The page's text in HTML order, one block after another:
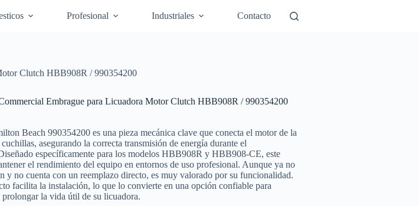
Profesional Industriales Contacto
Clutch HBB908R / 990354200
Embrague para Licuadora Motor Clutch HBB908R / 990354200
Beach 990354200 es una pieza mecánica clave que conecta el motor de la
asegurando la correcta transmisión de energía durante el
específicamente para los modelos HBB908R y HBB908‑CE, este
el rendimiento del equipo en entornos de uso profesional. Aunque ya no
y no cuenta con un reemplazo directo, es muy valorado por su funcionalidad.
facilita la instalación, lo que lo convierte en una opción confiable para
prolongar la vida útil de su licuadora.